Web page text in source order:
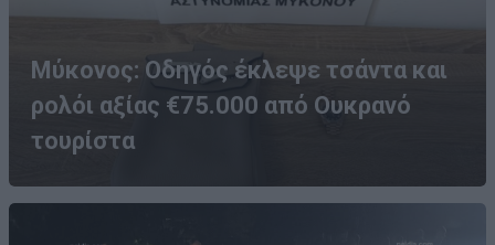
Μύκονος: Οδηγός έκλεψε τσάντα και
ρολόι αξίας €75.000 από Ουκρανό
τουρίστα